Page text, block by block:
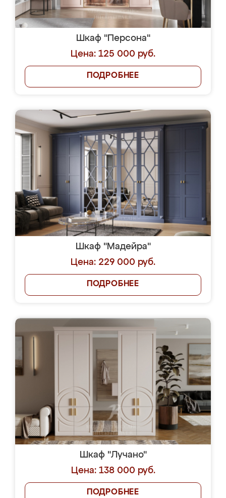
Шкаф "Персона"
Цена: 125 000 руб.
ПОДРОБНЕЕ
Шкаф "Мадейра"
Цена: 229 000 руб.
ПОДРОБНЕЕ
Шкаф "Лучано"
Цена: 138 000 руб.
ПОДРОБНЕЕ